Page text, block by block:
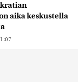
aika keskustella